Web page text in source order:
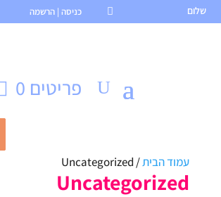
 כניסה | הרשמה שלום
פריטים 0
עמוד הבית/ Uncategorized
Uncategorized